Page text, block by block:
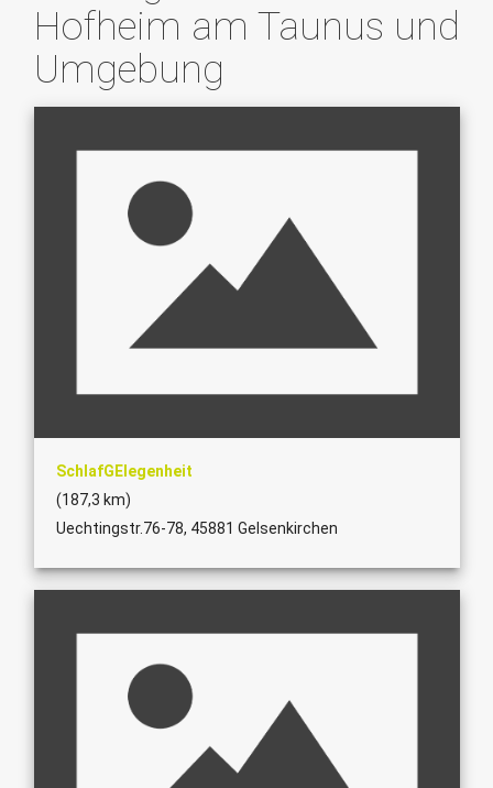
Hofheim am Taunus und
Umgebung
SchlafGElegenheit
(187,3 km)
Uechtingstr.76-78, 45881 Gelsenkirchen